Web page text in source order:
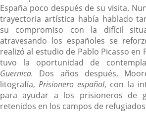
España poco después de su visita.
trayectoria artística había hablado
su compromiso con la difícil
atravesando los españoles se
realizó al estudio de Pablo Picasso en
tuvo la oportunidad de
Guernica. Dos años después,
litografía,Prisionero español, con la
para ayudar a los prisioneros de
retenidos en los campos de